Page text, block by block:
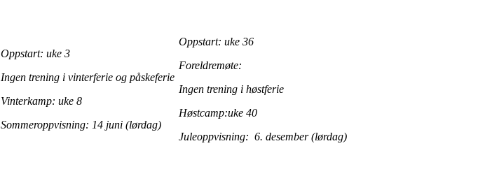
Oppstart: uke 3
Ingen trening i vinterferie og påskeferie
Vinterkamp: uke 8
Sommeroppvisning: 14 juni (lørdag)
Oppstart: uke 36
Foreldremøte:
Ingen trening i høstferie
Høstcamp:uke 40
Juleoppvisning: 6. desember (lørdag)